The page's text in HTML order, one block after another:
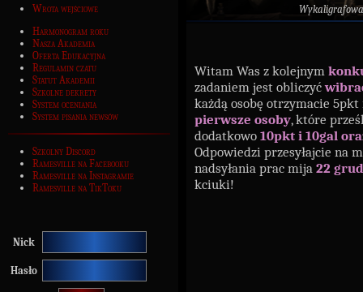
Wrota wejściowe
Harmonogram roku
Nasza Akademia
Oferta Edukacyjna
Regulamin czatu
Statut Akademii
Szkolne dekrety
System oceniania
System pisania newsów
Szkolny Discord
Ramesville na Facebooku
Ramesville na Instagramie
Ramesville na TikToku
Nick
Hasło
Witam Was z kolejnym
zadaniem jest obliczyć
każdą osobę otrzymacie
pierwsze osoby, które
dodatkowo 10pkt i 10gal
Odpowiedzi przesyłajcie na
nadsyłania prac mija 22
kciuki!